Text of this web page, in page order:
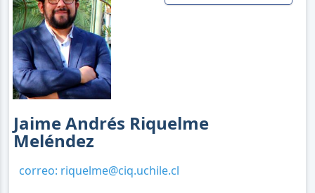
Jaime Andrés Riquelme
Meléndez
correo: riquelme@ciq.uchile.cl